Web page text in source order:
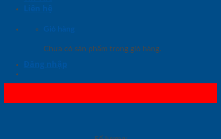
Liên hệ
Giỏ hàng
Chưa có sản phẩm trong giỏ hàng.
Đăng nhập